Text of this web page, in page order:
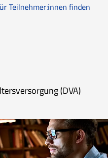
Teilnehmer:innen finden
(DVA)